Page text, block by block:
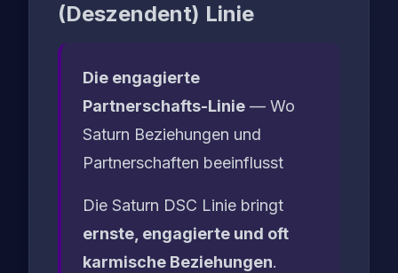
(Deszendent) Linie
Die engagierte
Partnerschafts-Linie — Wo
Saturn Beziehungen und
Partnerschaften beeinflusst
Die Saturn DSC Linie bringt
ernste, engagierte und oft
karmische Beziehungen.